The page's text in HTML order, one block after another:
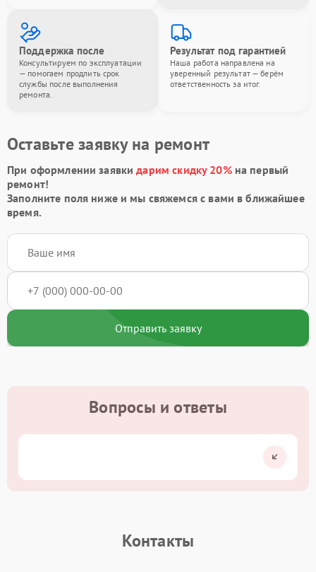
Поддержка после
Консультируем по эксплуатации
— помогаем продлить срок
службы после выполнения
ремонта.
Результат под гарантией
Наша работа направлена на
уверенный результат — берём
ответственность за итог.
Оставьте заявку на ремонт
При оформлении заявкидарим скидку 20%на первый
ремонт!
Заполните поля ниже и мы свяжемся с вами в ближайшее
время.
Отправить заявку
Вопросы и ответы
Контакты